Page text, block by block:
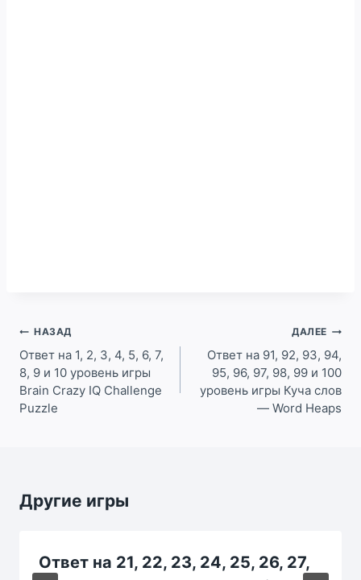
Навигация
по
записям
НАЗАД
Ответ на 1, 2, 3, 4, 5, 6, 7,
8, 9 и 10 уровень игры
Brain Crazy IQ Challenge
Puzzle
ДАЛЕЕ
Ответ на 91, 92, 93, 94,
95, 96, 97, 98, 99 и 100
уровень игры Куча слов
— Word Heaps
Другие игры
Ответ на 21, 22, 23, 24, 25, 26, 27,